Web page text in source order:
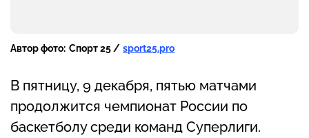
Автор фото: Спорт 25 / sport25.pro
В пятницу, 9 декабря, пятью матчами
продолжится чемпионат России по
баскетболу среди команд Суперлиги.